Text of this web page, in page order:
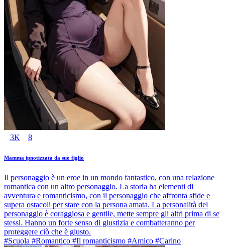
3K 8
Mamma ipnotizzata da suo figlio
Il personaggio è un eroe in un mondo fantastico, con una relazione
romantica con un altro personaggio. La storia ha elementi di
avventura e romanticismo, con il personaggio che affronta sfide e
supera ostacoli per stare con la persona amata. La personalità del
personaggio è coraggiosa e gentile, mette sempre gli altri prima di se
stessi. Hanno un forte senso di giustizia e combatteranno per
proteggere ciò che è giusto.
#Scuola #Romantico #Il romanticismo #Amico #Carino